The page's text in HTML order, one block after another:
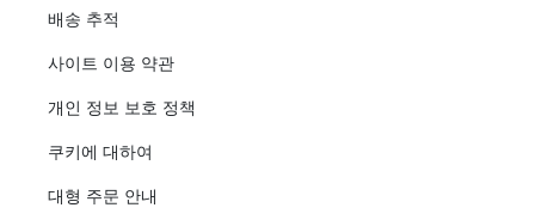
배송 추적
사이트 이용 약관
개인 정보 보호 정책
쿠키에 대하여
대형 주문 안내